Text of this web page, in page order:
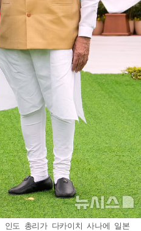
인도 총리가 다카이치 사나에 일본